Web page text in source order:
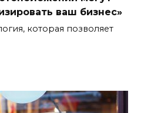
ваш бизнес»
которая позволяет